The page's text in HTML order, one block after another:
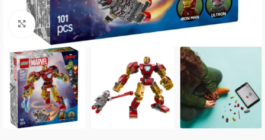
Klik om te vergroten